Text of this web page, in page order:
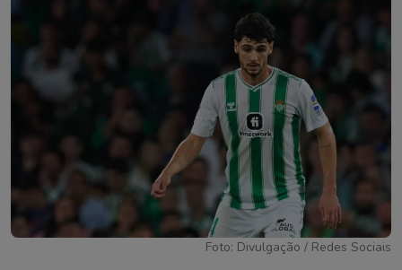
Foto: Divulgação / Redes Sociais